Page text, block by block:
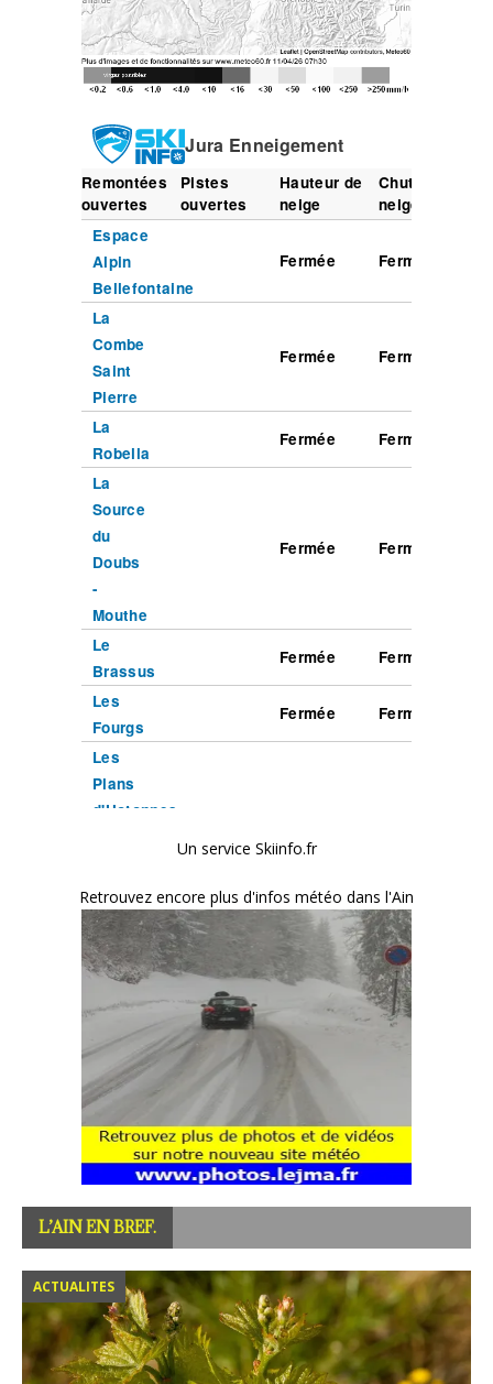
Un service Skiinfo.fr
Retrouvez encore plus d'infos météo dans l'Ain
L’AIN EN BREF.
ACTUALITES